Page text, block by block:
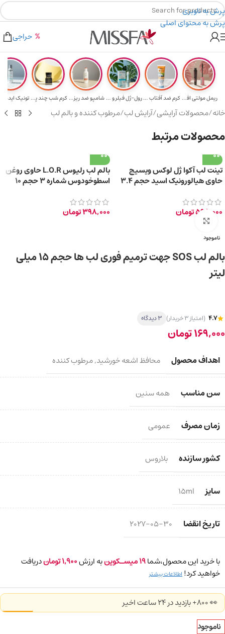
پرش به ناوبری
پرش به محتوای اصلی
۲٪ تخفیف روی سبد خرید برای روش کارت به کارت
هدیه برای خرید های بالای ۵ میلیون تومن
حراجی
ریمل مولتی افکت... کرم ضد آفتاب حا... رول-ژل فیلر و م... شامپو ضد ریزش و... کرم شب چند پپتی... تونیک ایده
خانه/محصولات آرایشی/آرایش لب/مرطوب کننده و بالم لب
محصولات مرتبط
تینت لب آکوا ژل لوکس ویسیج
حاوی هیالورونیک اسید حجم ۳.۴
598,000تومان
بالم لب رلیوس L.O.R حاوی روغن
اسطوخودوس شماره ۳ حجم 10
398,000تومان
ناموجود
برای بزرگ‌نمایی کلیک کنید
بالم لب SOS جهت ترمیم فوری لب ها حجم 15 میلی
لیتر
4.7 (امتیاز 3 خریدار) 3 دیدگاه
169,000تومان
اهداف محصول محافظ اشعه خورشید,مرطوب کننده
سن مناسب همه سنین
زمان مصرف عمومی
کشور سازنده بلاروس
سایز 15ml
تاریخ انقضا 2027-05-30
با خرید این محصول،شما19میسـکوینبه ارزش1,900توماندریافت
خواهید کرد! اطلاعات بیشتر
👀 800+ بازدید در ۲۴ ساعت اخیر
ناموجود